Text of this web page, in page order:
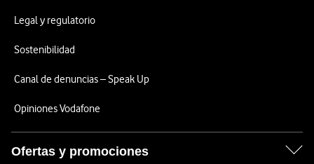
Legal y regulatorio
Sostenibilidad
Canal de denuncias – Speak Up
Opiniones Vodafone
Ofertas y promociones